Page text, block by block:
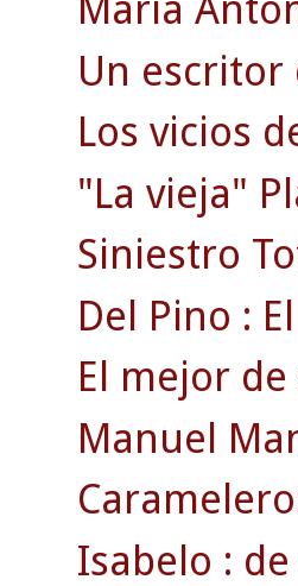
Maria
Un escritor
Los vicios
"La vieja"
Siniestro
Del Pino :
El mejor
Manuel
Isabelo :